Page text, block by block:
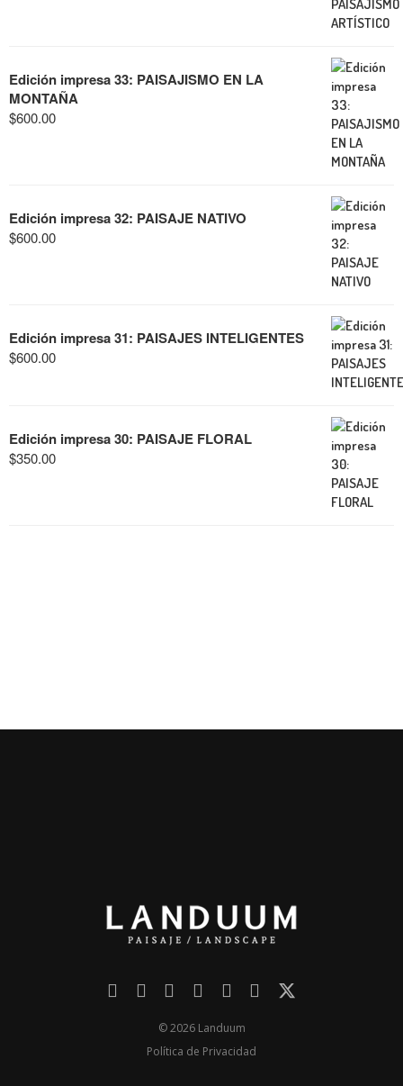
Edición impresa 33: PAISAJISMO EN LA
MONTAÑA
$600.00
Edición impresa 32: PAISAJE NATIVO
$600.00
Edición impresa 31: PAISAJES INTELIGENTES
$600.00
Edición impresa 30: PAISAJE FLORAL
$350.00
© 2026 Landuum
Política de Privacidad